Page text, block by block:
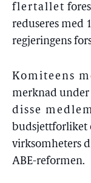
flertallet
reduseres med
regjeringens
Komiteens
merknad under
disse
budsjettforliket
virksomheters
ABE-reformen.